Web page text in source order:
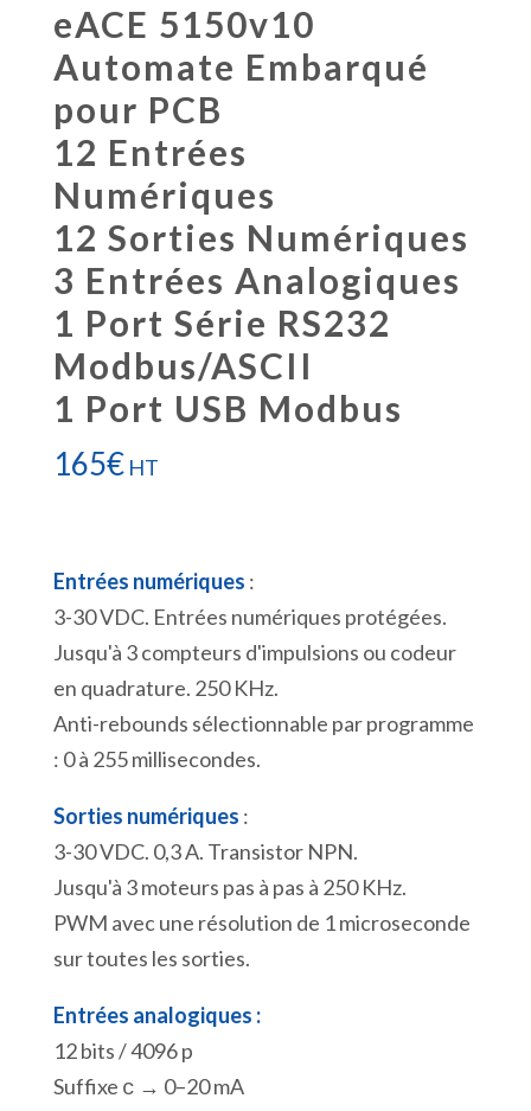
eACE 5150v10
Automate Embarqué
pour PCB
12 Entrées
Numériques
12 Sorties Numériques
3 Entrées Analogiques
1 Port Série RS232
Modbus/ASCII
1 Port USB Modbus
165€ HT
Entrées numériques :
3-30 VDC. Entrées numériques protégées.
Jusqu'à 3 compteurs d'impulsions ou codeur
en quadrature. 250 KHz.
Anti-rebounds sélectionnable par programme
: 0 à 255 millisecondes.
Sorties numériques :
3-30 VDC. 0,3 A. Transistor NPN.
Jusqu'à 3 moteurs pas à pas à 250 KHz.
PWM avec une résolution de 1 microseconde
sur toutes les sorties.
Entrées analogiques :
12 bits / 4096 p
Suffixe c → 0–20 mA